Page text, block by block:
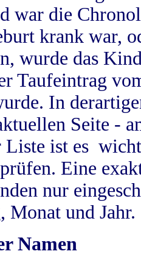
war die
krank war,
wurde das
Taufeintrag
In
Seite -
Liste ist es
Eine
nur
Monat und Jahr.
Namen